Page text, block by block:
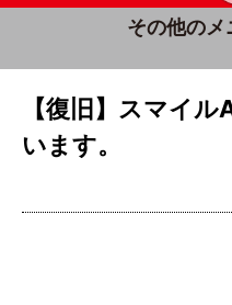
その他のメ
【復旧】スマイ
います。